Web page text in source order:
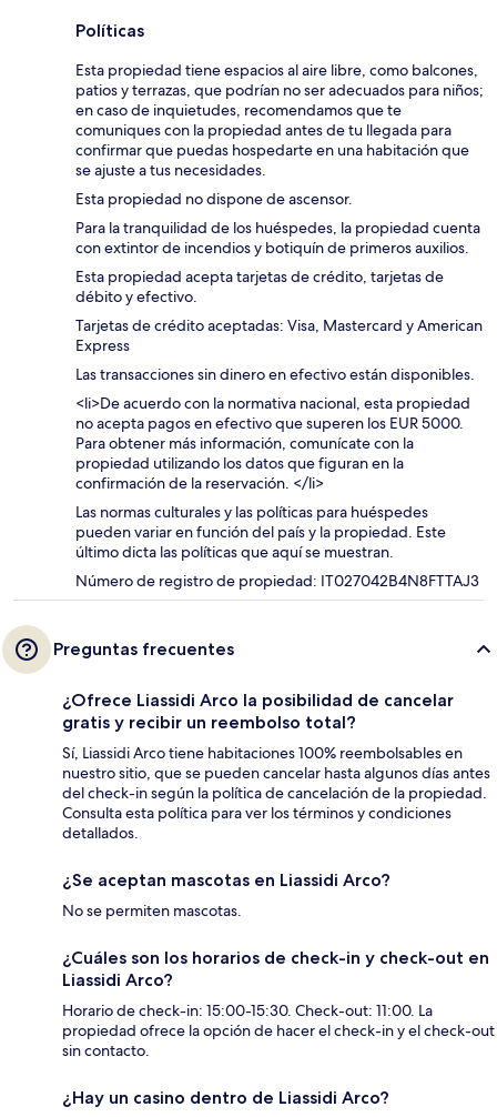
Políticas
Esta propiedad tiene espacios al aire libre, como balcones,
patios y terrazas, que podrían no ser adecuados para niños;
en caso de inquietudes, recomendamos que te
comuniques con la propiedad antes de tu llegada para
confirmar que puedas hospedarte en una habitación que
se ajuste a tus necesidades.
Esta propiedad no dispone de ascensor.
Para la tranquilidad de los huéspedes, la propiedad cuenta
con extintor de incendios y botiquín de primeros auxilios.
Esta propiedad acepta tarjetas de crédito, tarjetas de
débito y efectivo.
Tarjetas de crédito aceptadas: Visa, Mastercard y American
Express
Las transacciones sin dinero en efectivo están disponibles.
<li>De acuerdo con la normativa nacional, esta propiedad
no acepta pagos en efectivo que superen los EUR 5000.
Para obtener más información, comunícate con la
propiedad utilizando los datos que figuran en la
confirmación de la reservación. </li>
Las normas culturales y las políticas para huéspedes
pueden variar en función del país y la propiedad. Este
último dicta las políticas que aquí se muestran.
Número de registro de propiedad: IT027042B4N8FTTAJ3
Preguntas frecuentes
¿Ofrece Liassidi Arco la posibilidad de cancelar
gratis y recibir un reembolso total?
Sí, Liassidi Arco tiene habitaciones 100% reembolsables en
nuestro sitio, que se pueden cancelar hasta algunos días antes
del check-in según la política de cancelación de la propiedad.
Consulta esta política para ver los términos y condiciones
detallados.
¿Se aceptan mascotas en Liassidi Arco?
No se permiten mascotas.
¿Cuáles son los horarios de check-in y check-out en
Liassidi Arco?
Horario de check-in: 15:00-15:30. Check-out: 11:00. La
propiedad ofrece la opción de hacer el check-in y el check-out
sin contacto.
¿Hay un casino dentro de Liassidi Arco?